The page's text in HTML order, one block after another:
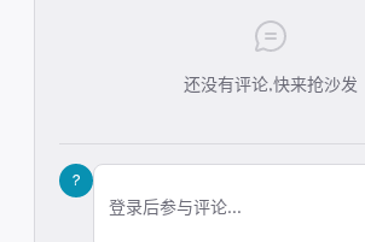
还没有评论,快来抢沙发
?
登录后参与评论...